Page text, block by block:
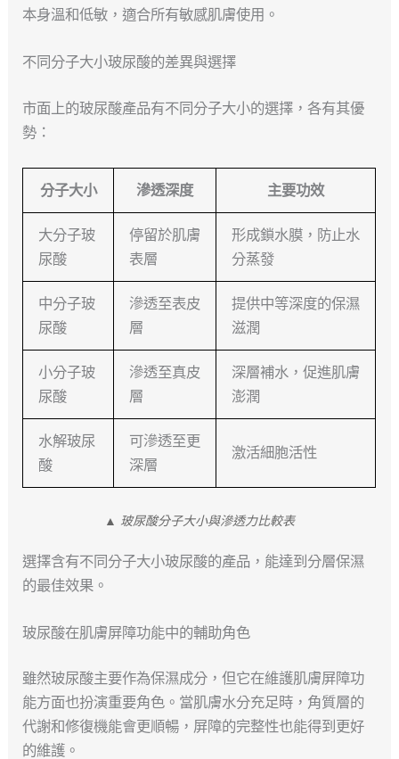
本身溫和低敏，適合所有敏感肌膚使用。
不同分子大小玻尿酸的差異與選擇
市面上的玻尿酸產品有不同分子大小的選擇，各有其優
勢：
分子大小 滲透深度 主要功效
大分子玻
尿酸
停留於肌膚
表層
形成鎖水膜，防止水
分蒸發
中分子玻
尿酸
滲透至表皮
層
提供中等深度的保濕
滋潤
小分子玻
尿酸
滲透至真皮
層
深層補水，促進肌膚
澎潤
水解玻尿
酸
可滲透至更
深層
激活細胞活性
▲ 玻尿酸分子大小與滲透力比較表
選擇含有不同分子大小玻尿酸的產品，能達到分層保濕
的最佳效果。
玻尿酸在肌膚屏障功能中的輔助角色
雖然玻尿酸主要作為保濕成分，但它在維護肌膚屏障功
能方面也扮演重要角色。當肌膚水分充足時，角質層的
代謝和修復機能會更順暢，屏障的完整性也能得到更好
的維護。